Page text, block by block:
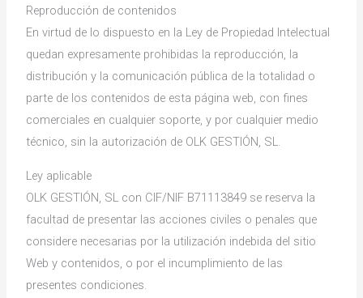
Reproducción de contenidos
En virtud de lo dispuesto en la Ley de Propiedad Intelectual
quedan expresamente prohibidas la reproducción, la
distribución y la comunicación pública de la totalidad o
parte de los contenidos de esta página web, con fines
comerciales en cualquier soporte, y por cualquier medio
técnico, sin la autorización de OLK GESTIÓN, SL.
Ley aplicable
OLK GESTIÓN, SL con CIF/NIF B71113849 se reserva la
facultad de presentar las acciones civiles o penales que
considere necesarias por la utilización indebida del sitio
Web y contenidos, o por el incumplimiento de las
presentes condiciones.